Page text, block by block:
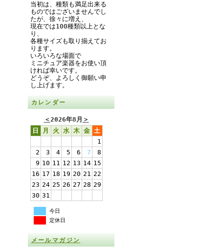
当初は、種類も満足出来る
ものではございませんでし
たが、徐々に増え、
現在では100種類以上とな
り、
各種サイズも取り揃えてお
ります。
いろいろな場面で
ミニチュア楽器をお使い頂
ければ幸いです。
どうぞ、よろしく御願い申
し上げます。
カレンダー
＜2026年8月 ＞
日
月 火 水 木 金 土
1
2
3 4 5 6 7
8
9 10 11 12 13 14 15
16 17 18 19 20 21 22
23 24 25 26 27 28 29
30 31
今日
定休日
メールマガジン